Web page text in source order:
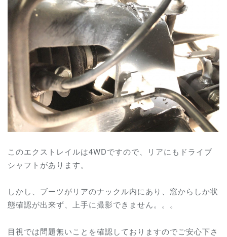
このエクストレイルは4WDですので、リアにもドライブ
シャフトがあります。
しかし、ブーツがリアのナックル内にあり、窓からしか状
態確認が出来ず、上手に撮影できません。。。
目視では問題無いことを確認しておりますのでご安心下さ